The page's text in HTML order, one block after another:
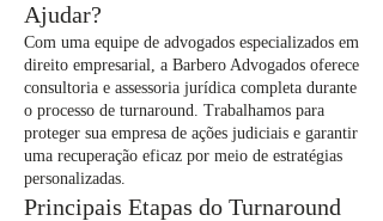
Ajudar?
Com uma equipe de advogados especializados em
direito empresarial, a Barbero Advogados oferece
consultoria e assessoria jurídica completa durante
o processo de turnaround. Trabalhamos para
proteger sua empresa de ações judiciais e garantir
uma recuperação eficaz por meio de estratégias
personalizadas.
Principais Etapas do Turnaround